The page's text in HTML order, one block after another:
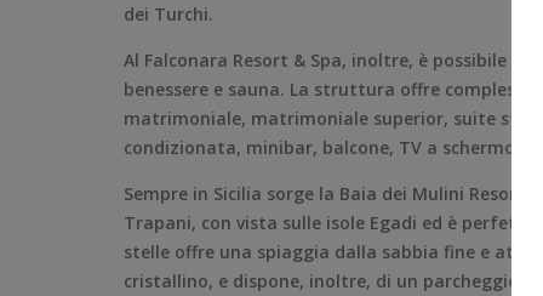
dei Turchi.
Al Falconara Resort & Spa, inoltre, è possibile
benessere e sauna. La struttura offre
matrimoniale, matrimoniale superior, suite
condizionata, minibar, balcone, TV a schermo
Sempre in Sicilia sorge la Baia dei Mulini
Trapani, con vista sulle isole Egadi ed è
stelle offre una spiaggia dalla sabbia fine e
cristallino, e dispone, inoltre, di un parcheggio